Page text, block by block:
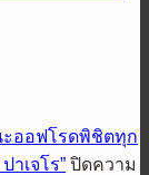
ะออฟโรดพิชิตทุก
าเจโร” ปิดความ